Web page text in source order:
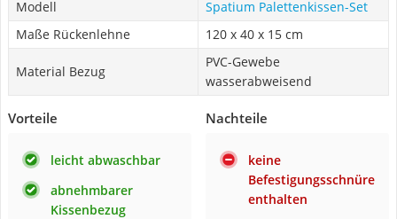
Modell
Spatium Palettenkissen-Set
Maße Rückenlehne
120 x 40 x 15 cm
Material Bezug
PVC-Gewebe
wasserabweisend
Vorteile
leicht abwaschbar
abnehmbarer
Kissenbezug
Nachteile
keine
Befestigungsschnüre
enthalten